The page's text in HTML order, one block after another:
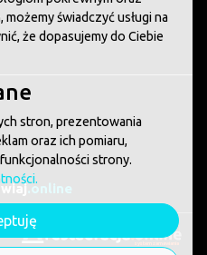
.online
system zamawiania
świadczyć usługi na
że dopasujemy do Ciebie
stron, prezentowania
oraz ich pomiaru,
strony.